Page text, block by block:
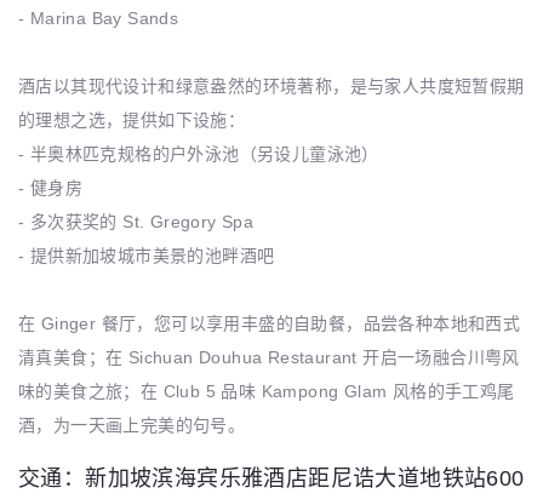
- Marina Bay Sands
酒店以其现代设计和绿意盎然的环境著称，是与家人共度短暂假期
的理想之选，提供如下设施：
- 半奥林匹克规格的户外泳池（另设儿童泳池）
- 健身房
- 多次获奖的 St. Gregory Spa
- 提供新加坡城市美景的池畔酒吧
在 Ginger 餐厅，您可以享用丰盛的自助餐，品尝各种本地和西式
清真美食；在 Sichuan Douhua Restaurant 开启一场融合川粤风
味的美食之旅；在 Club 5 品味 Kampong Glam 风格的手工鸡尾
酒，为一天画上完美的句号。
交通：新加坡滨海宾乐雅酒店距尼诰大道地铁站600